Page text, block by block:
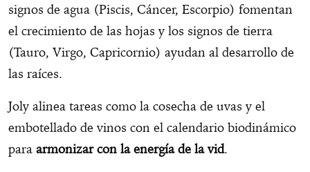
signos de agua (Piscis, Cáncer, Escorpio) fomentan
el crecimiento de las hojas y los signos de tierra
(Tauro, Virgo, Capricornio) ayudan al desarrollo de
las raíces.
Joly alinea tareas como la cosecha de uvas y el
embotellado de vinos con el calendario biodinámico
para armonizar con la energía de la vid.